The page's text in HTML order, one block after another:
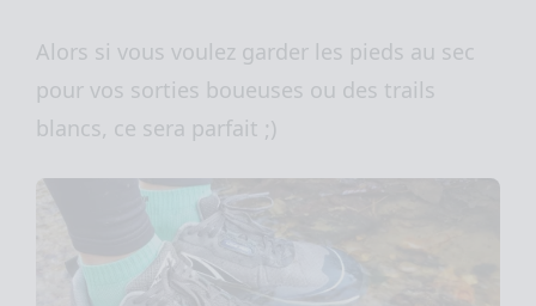
Alors si vous voulez garder les pieds au sec
pour vos sorties boueuses ou des trails
blancs, ce sera parfait ;)